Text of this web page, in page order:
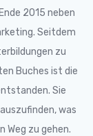
2015 neben
Seitdem
zu
Buches ist die
Sie
was
Weg zu gehen.